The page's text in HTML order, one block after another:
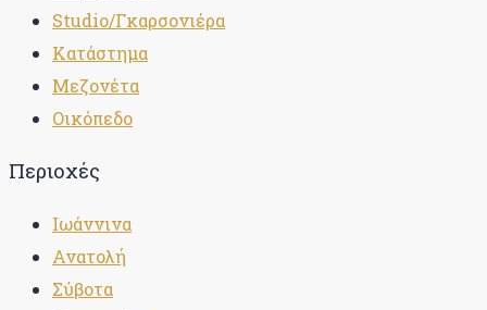
Studio/Γκαρσονιέρα
Κατάστημα
Μεζονέτα
Οικόπεδο
Περιοχές
Ιωάννινα
Ανατολή
Σύβοτα